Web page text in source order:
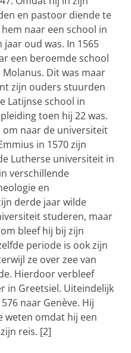
en pastoor diende te
naar een school in
oud was. In 1565
een beroemde school
Dit was maar
zijn ouders stuurden
Latijnse school in
toen hij 22 was.
naar de universiteit
in 1570 zijn
Lutherse universiteit in
verschillende
en
derde jaar wilde
studeren, maar
bleef hij bij zijn
periode is ook zijn
ze over zee van
Hierdoor verbleef
in Greetsiel. Uiteindelijk
naar Genève. Hij
weten omdat hij een
reis. [2]